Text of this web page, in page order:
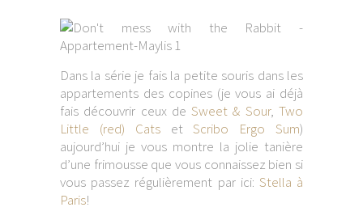
Dans la série je fais la petite souris dans les
appartements des copines (je vous ai déjà
fais découvrir ceux deSweet & Sour,Two
Little (red) CatsetScribo Ergo Sum)
aujourd’hui je vous montre la jolie tanière
d’une frimousse que vous connaissez bien si
vous passez régulièrement par ici: Stella à
Paris!